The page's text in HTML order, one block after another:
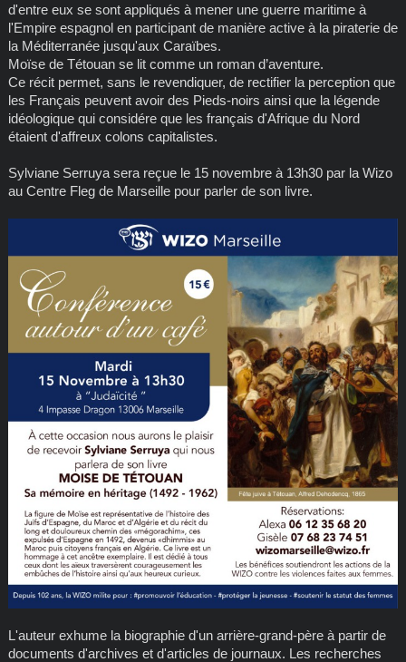
d'entre eux se sont appliqués à mener une guerre maritime à
l'Empire espagnol en participant de manière active à la piraterie de
la Méditerranée jusqu'aux Caraïbes.
Moïse de Tétouan se lit comme un roman d’aventure.
Ce récit permet, sans le revendiquer, de rectifier la perception que
les Français peuvent avoir des Pieds-noirs ainsi que la légende
idéologique qui considére que les français d'Afrique du Nord
étaient d'affreux colons capitalistes.
Sylviane Serruya sera reçue le 15 novembre à 13h30 par la Wizo
au Centre Fleg de Marseille pour parler de son livre.
L'auteur exhume la biographie d'un arrière-grand-père à partir de
documents d'archives et d'articles de journaux. Les recherches